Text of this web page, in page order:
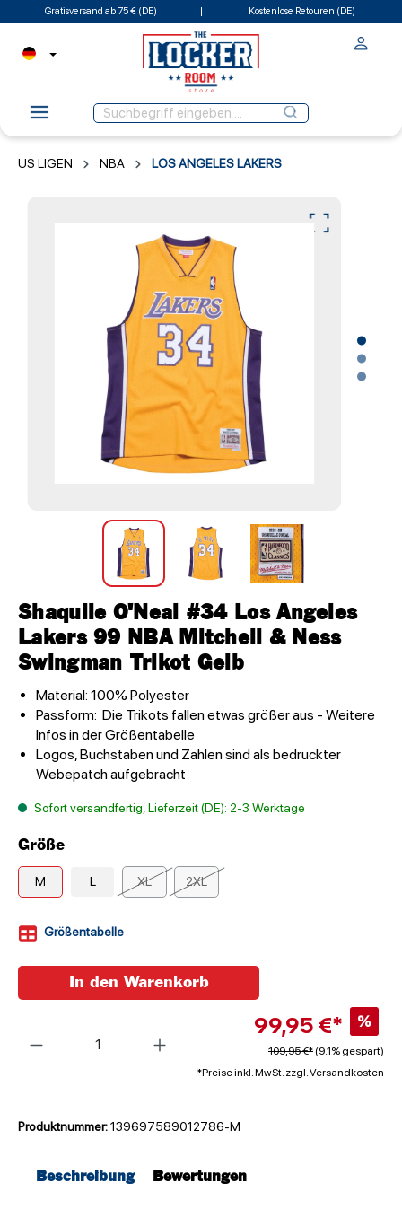
Gratisversand ab 75 € (DE) Kostenlose Retouren (DE)
US LIGEN NBA LOS ANGELES LAKERS
Shaquile O'Neal #34 Los Angeles
Lakers 99 NBA Mitchell & Ness
Swingman Trikot Gelb
Material: 100% Polyester
Passform: Die Trikots fallen etwas größer aus - Weitere
Infos in der Größentabelle
Logos, Buchstaben und Zahlen sind als bedruckter
Webepatch aufgebracht
Sofort versandfertig, Lieferzeit (DE): 2-3 Werktage
Größe
M L XL 2XL
Größentabelle
99,95 €* %
109,95 €* (9.1% gespart)
*Preise inkl. MwSt. zzgl. Versandkosten
In den Warenkorb
Produktnummer:139697589012786-M
Beschreibung Bewertungen